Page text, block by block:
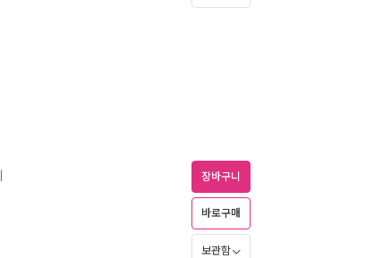
장바구니
바로구매
보관함